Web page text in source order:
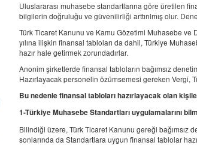
Uluslararası muhasebe standartlarına göre üretilen
bilgilerin doğruluğu ve güvenilirliği arttırılmış olur.
Türk Ticaret Kanunu ve Kamu Gözetimi Muhasebe ve
yılına ilişkin finansal tabloları da dahil, Türkiye
hazır hale getirmek zorundadırlar.
Anonim şirketlerde finansal tabloların bağımsız
Hazırlayacak personelin özümsemesi gereken Vergi,
Bu nedenle finansal tabloları hazırlayacak olan
1-Türkiye Muhasebe Standartları uygulamalarını
Bilindiği üzere, Türk Ticaret Kanunu gereği
sonlarında da Standartlara uygun finansal tablolar